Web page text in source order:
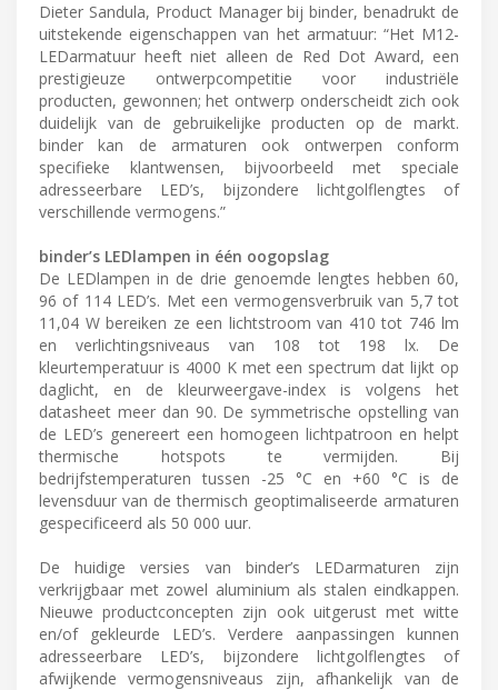
Dieter Sandula, Product Manager bij binder, benadrukt de
uitstekende eigenschappen van het armatuur: “Het M12-
LEDarmatuur heeft niet alleen de Red Dot Award, een
prestigieuze ontwerpcompetitie voor industriële
producten, gewonnen; het ontwerp onderscheidt zich ook
duidelijk van de gebruikelijke producten op de markt.
binder kan de armaturen ook ontwerpen conform
specifieke klantwensen, bijvoorbeeld met speciale
adresseerbare LED’s, bijzondere lichtgolflengtes of
verschillende vermogens.”
binder’s LEDlampen in één oogopslag
De LEDlampen in de drie genoemde lengtes hebben 60,
96 of 114 LED’s. Met een vermogensverbruik van 5,7 tot
11,04 W bereiken ze een lichtstroom van 410 tot 746 lm
en verlichtingsniveaus van 108 tot 198 lx. De
kleurtemperatuur is 4000 K met een spectrum dat lijkt op
daglicht, en de kleurweergave-index is volgens het
datasheet meer dan 90. De symmetrische opstelling van
de LED’s genereert een homogeen lichtpatroon en helpt
thermische hotspots te vermijden. Bij
bedrijfstemperaturen tussen -25 °C en +60 °C is de
levensduur van de thermisch geoptimaliseerde armaturen
gespecificeerd als 50 000 uur.
De huidige versies van binder’s LEDarmaturen zijn
verkrijgbaar met zowel aluminium als stalen eindkappen.
Nieuwe productconcepten zijn ook uitgerust met witte
en/of gekleurde LED’s. Verdere aanpassingen kunnen
adresseerbare LED’s, bijzondere lichtgolflengtes of
afwijkende vermogensniveaus zijn, afhankelijk van de